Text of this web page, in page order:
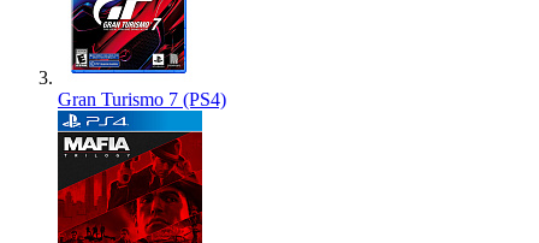
Gran Turismo 7 (PS4)